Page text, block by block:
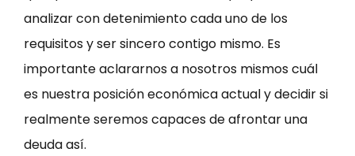
analizar con detenimiento cada uno de los
requisitos y ser sincero contigo mismo. Es
importante aclararnos a nosotros mismos cuál
es nuestra posición económica actual y decidir si
realmente seremos capaces de afrontar una
deuda así.